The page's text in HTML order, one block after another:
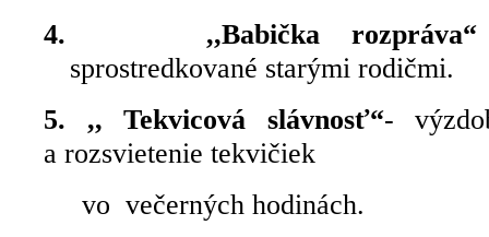
4.
,,Babička
sprostredkované starými rodičmi.
5. ,, Tekvicová slávnosť“-
a rozsvietenie tekvičiek
vo večerných hodinách.